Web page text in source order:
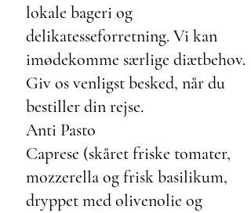
lokale bageri og
delikatesseforretning. Vi kan
imødekomme særlige diætbehov.
Giv os venligst besked, når du
bestiller din rejse.
Anti Pasto
Caprese (skåret friske tomater,
mozzerella og frisk basilikum,
dryppet med olivenolie og